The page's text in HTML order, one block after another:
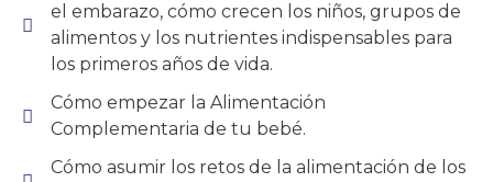
el embarazo, cómo crecen los niños, grupos de
alimentos y los nutrientes indispensables para
los primeros años de vida.
Cómo empezar la Alimentación
Complementaria de tu bebé.
Cómo asumir los retos de la alimentación de los